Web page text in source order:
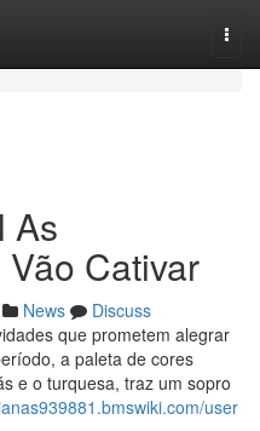
As
Cativar
News
Discuss
que prometem alegrar
a paleta de cores
e o turquesa, traz um sopro
user